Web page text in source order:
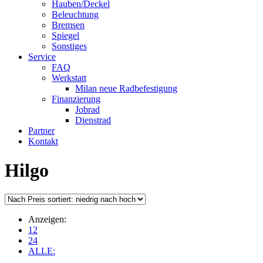
Hauben/Deckel
Beleuchtung
Bremsen
Spiegel
Sonstiges
Service
FAQ
Werkstatt
Milan neue Radbefestigung
Finanzierung
Jobrad
Dienstrad
Partner
Kontakt
Hilgo
Anzeigen:
12
24
ALLE: